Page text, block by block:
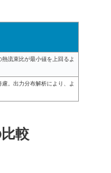
流束比が最小値を上回るよ
。出力分布解析により、よ
較